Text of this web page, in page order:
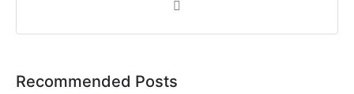
Recommended Posts